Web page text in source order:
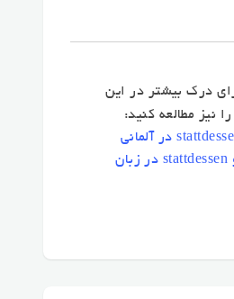
درک بیشتر در این
نیز مطالعه کنید:
ausfallen و stattdessen در زبان